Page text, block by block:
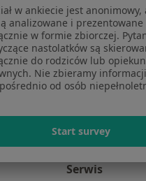
z Compensa w Łodzi
z POLMED w Łodzi
w kategorii:
Serwis
w ankiecie jest anonimowy,
analizowane i prezentowane
w formie zbiorczej.
nastolatków są
do rodziców lub
Nie zbieramy informacji
od osób
Start survey